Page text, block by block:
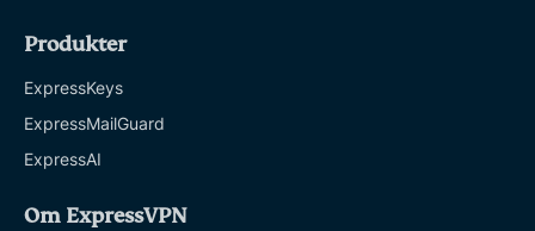
Produkter
ExpressKeys
ExpressMailGuard
ExpressAI
Om ExpressVPN